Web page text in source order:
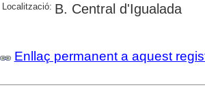
Localització: B. Central d'Igualada
Enllaç permanent a aquest